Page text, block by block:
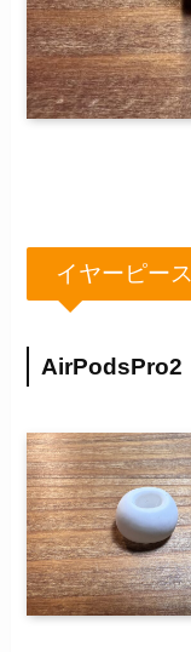
イヤーピース
AirPodsPro2